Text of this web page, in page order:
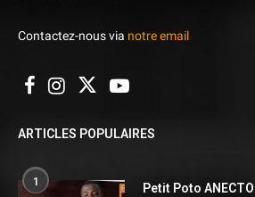
Contactez-nous via notre email
ARTICLES POPULAIRES
1
Petit Poto